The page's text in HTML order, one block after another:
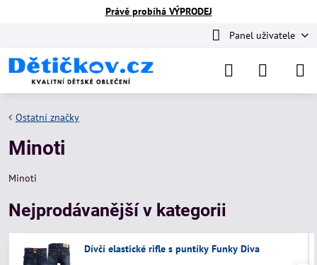
Právě probíhá VÝPRODEJ
Panel uživatele
Ostatní značky
Minoti
Minoti
Nejprodávanější v kategorii
Dívčí elastické rifle s puntíky Funky Diva